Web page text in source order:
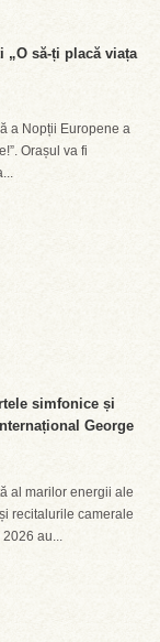
„O să-ți placă viața
a Nopții Europene a
Orașul va fi
simfonice și
George
al marilor energii ale
recitalurile camerale
au...